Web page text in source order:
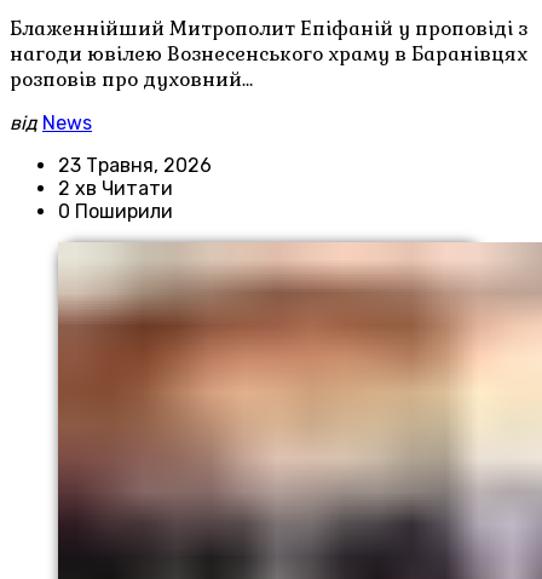
Блаженнійший Митрополит Епіфаній у проповіді з
нагоди ювілею Вознесенського храму в Баранівцях
розповів про духовний…
від News
23 Травня, 2026
2 хв Читати
0 Поширили